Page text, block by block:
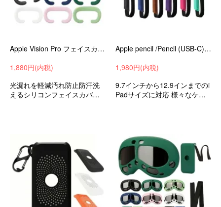
Apple Vision Pro フェイスカバー フェイスクッションカバー シリコン アイマスクパッド アイマスク フェイスマスク アップル VR / AR
1,880円(内税)
光漏れを軽減汚れ防止防汗洗
えるシリコンフェイスカバー
Apple pencil /Pencil (USB-C) ケース アップルペンシル ipadアイパッド レザー ホルダー ゴムバンド タッチペン カバー/ ケースpencil-d3-z904
1,980円(内税)
9.7インチから12.9インまでのi
Padサイズに対応 様々なケー